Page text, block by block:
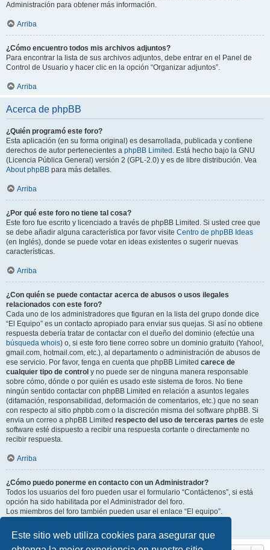
Este sitio web utiliza cookies para asegurar que
Administración para obtener más información.
Arriba
¿Cómo encuentro todos mis archivos adjuntos?
Para encontrar la lista de sus archivos adjuntos, debe entrar en el Panel de
Control de Usuario y hacer clic en la opción “Organizar adjuntos”.
Arriba
Acerca de phpBB
¿Quién programó este foro?
Esta aplicación (en su forma original) es desarrollada, publicada y contiene
derechos de autor pertenecientes a phpBB Limited . Está hecho bajo la GNU
(Licencia Pública General) versión 2 (GPL-2.0) y es de libre distribución. Vea
About phpBB para más detalles.
Arriba
¿Por qué este foro no tiene tal cosa?
Este foro fue escrito y licenciado a través de phpBB Limited. Si usted cree que
se debe añadir alguna característica por favor visite Centro de phpBB Ideas
(en Inglés), donde se puede votar en ideas existentes o sugerir nuevas
características.
Arriba
¿Con quién se puede contactar acerca de abusos o usos ilegales
relacionados con este foro?
Cada uno de los administradores que figuran en la lista del grupo donde dice
“El Equipo” es un contacto apropiado para enviar sus quejas. Si así no obtiene
respuesta debería tratar de contactar con el dueño del dominio (efectúe una
búsqueda whois) o, si este foro tiene correo sobre un dominio gratuito (Yahoo!,
gmail.com, hotmail.com, etc.), al departamento o administración de abusos de
ese servicio. Por favor, tenga en cuenta que phpBB Limited carece de
cualquier tipo de control y no puede ser de ninguna manera responsable
sobre cómo, dónde o por quién es usado este sistema de foros. No tiene
ningún sentido contactar con phpBB Limited en relación a asuntos legales
(difamación, responsabilidad, deformación de comentarios, etc.) que no sean
con respecto al sitio phpbb.com o la discreción misma del software phpBB. Si
envia un correo a phpBB Limited respecto del uso de terceras partes de este
software esté dispuesto a recibir una respuesta cortante o directamente no
recibir respuesta.
Arriba
¿Cómo puedo ponerme en contacto con un Administrador?
Todos los usuarios del foro pueden usar el formulario “Contáctenos”, si está
opción ha sido habilitada por el Administrador del foro.
Los miembros del foro también pueden usar el enlace “El equipo”.
Arriba